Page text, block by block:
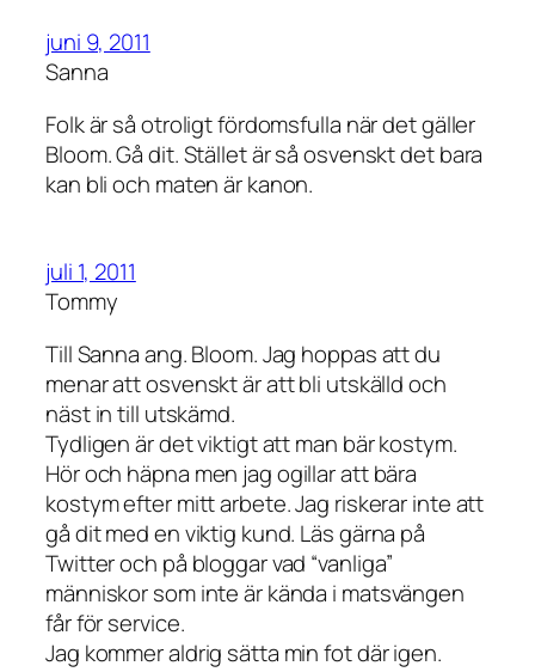
juni 9, 2011
Sanna
Folk är så otroligt fördomsfulla när det gäller
Bloom. Gå dit. Stället är så osvenskt det bara
kan bli och maten är kanon.
juli 1, 2011
Tommy
Till Sanna ang. Bloom. Jag hoppas att du
menar att osvenskt är att bli utskälld och
näst in till utskämd.
Tydligen är det viktigt att man bär kostym.
Hör och häpna men jag ogillar att bära
kostym efter mitt arbete. Jag riskerar inte att
gå dit med en viktig kund. Läs gärna på
Twitter och på bloggar vad “vanliga”
människor som inte är kända i matsvängen
får för service.
Jag kommer aldrig sätta min fot där igen.